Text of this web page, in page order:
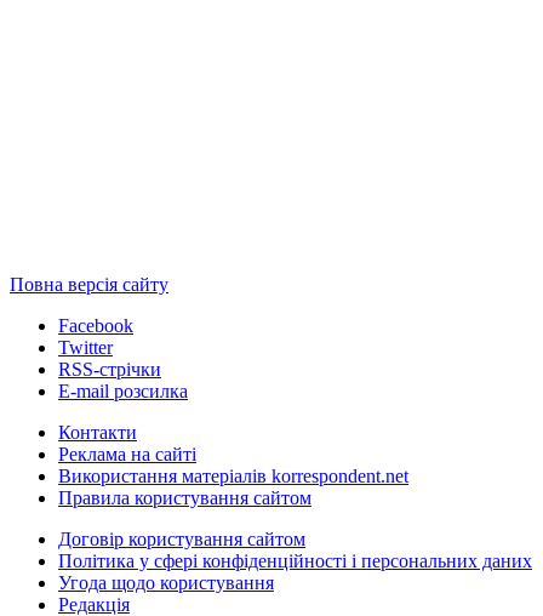
Повна версія сайту
Facebook
Twitter
RSS-стрічки
E-mail розсилка
Контакти
Реклама на сайті
Використання матеріалів korrespondent.net
Правила користування сайтом
Договір користування сайтом
Політика у сфері конфіденційності і персональних даних
Угода щодо користування
Редакція